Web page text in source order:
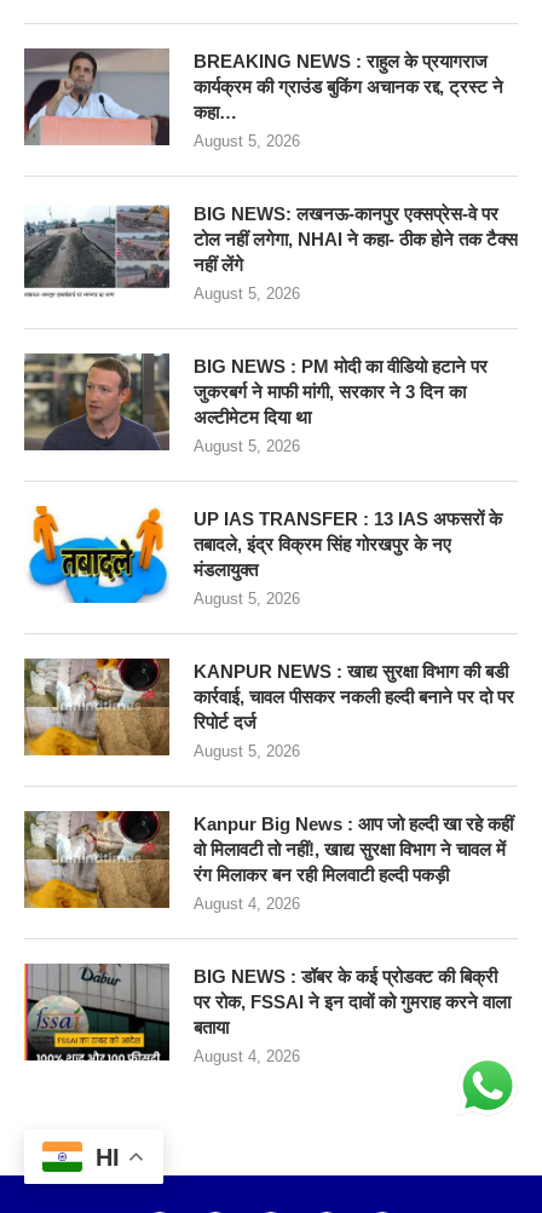
BREAKING NEWS : राहुल के प्रयागराज
कार्यक्रम की ग्राउंड बुकिंग अचानक रद्द, ट्रस्ट ने
कहा…
August 5, 2026
BIG NEWS: लखनऊ-कानपुर एक्सप्रेस-वे पर
टोल नहीं लगेगा, NHAI ने कहा- ठीक होने तक टैक्स
नहीं लेंगे
August 5, 2026
BIG NEWS : PM मोदी का वीडियो हटाने पर
जुकरबर्ग ने माफी मांगी, सरकार ने 3 दिन का
अल्टीमेटम दिया था
August 5, 2026
UP IAS TRANSFER : 13 IAS अफसरों के
तबादले, इंद्र विक्रम सिंह गोरखपुर के नए
मंडलायुक्त
August 5, 2026
KANPUR NEWS : खाद्य सुरक्षा विभाग की बडी
कार्रवाई, चावल पीसकर नकली हल्दी बनाने पर दो पर
रिपोर्ट दर्ज
August 5, 2026
Kanpur Big News : आप जो हल्दी खा रहे कहीं
वो मिलावटी तो नहीं!, खाद्य सुरक्षा विभाग ने चावल में
रंग मिलाकर बन रही मिलवाटी हल्दी पकड़ी
August 4, 2026
BIG NEWS : डॉबर के कई प्रोडक्ट की बिक्री
पर रोक, FSSAI ने इन दावों को गुमराह करने वाला
बताया
August 4, 2026
HI